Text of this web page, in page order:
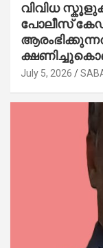
വിവിധ
പോലീസ്
July 5, 2026